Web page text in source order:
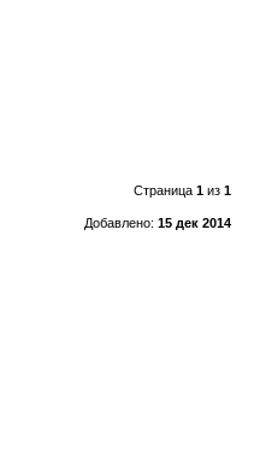
Страница 1из 1
Добавлено: 15 дек 2014